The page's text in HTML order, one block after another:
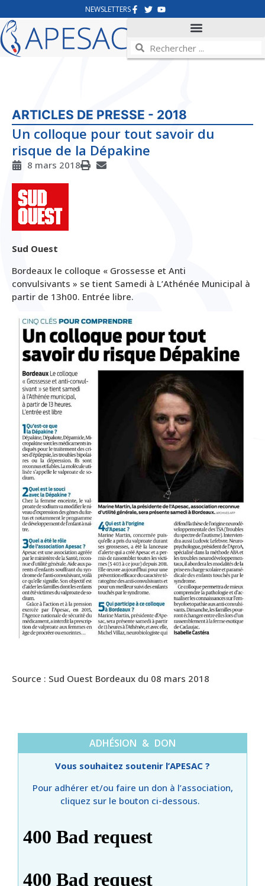
NEWSLETTERS
ARTICLES DE PRESSE - 2018
Un colloque pour tout savoir du
risque de la Dépakine
8 mars 2018
Sud Ouest
Bordeaux le colloque « Grossesse et Anti
convulsivants » se tient Samedi à L’Athénée Municipal à
partir de 13h00. Entrée libre.
Source : Sud Ouest Bordeaux du 08 mars 2018
ADHÉSION & DON
Vous souhaitez soutenir l’APESAC ?
Pour adhérer et/ou faire un don à l’association,
cliquez sur le bouton ci-dessous.